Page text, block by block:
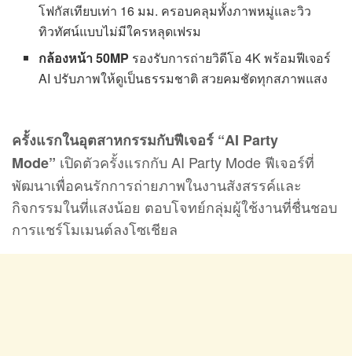
โฟกัสเทียบเท่า 16 มม. ครอบคลุมทั้งภาพหมู่และวิว
ทิวทัศน์แบบไม่มีใครหลุดเฟรม
กล้องหน้า 50MP รองรับการถ่ายวิดีโอ 4K พร้อมฟีเจอร์
AI ปรับภาพให้ดูเป็นธรรมชาติ สวยคมชัดทุกสภาพแสง
ครั้งแรกในอุตสาหกรรมกับฟีเจอร์ “AI Party
Mode” เปิดตัวครั้งแรกกับ AI Party Mode ฟีเจอร์ที่
พัฒนาเพื่อคนรักการถ่ายภาพในงานสังสรรค์และ
กิจกรรมในที่แสงน้อย ตอบโจทย์กลุ่มผู้ใช้งานที่ชื่นชอบ
การแชร์โมเมนต์ลงโซเชียล